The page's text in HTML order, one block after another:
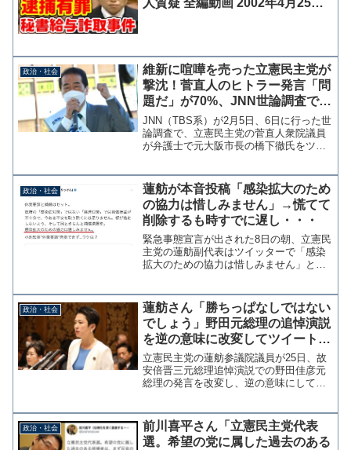
人質疑 全編動画 2002年4月25日
政治・社会
維新に喧嘩を売った立憲民主党が
撃沈！菅直人のヒトラー発言「問
題だ」が70%、JNN世論調査で示
された民意
JNN（TBS系）が2月5日、6日に行った世
論調査で、立憲民主党の菅直人衆院議員
が弁護士で元大阪市長の橋下徹氏をツイ
回答したひとが70%に上り、問題ないと
答えたひとは2...
政治・社会
蓮舫が本音投稿「感染拡大のため
の協力は惜しみません」→慌てて
削除するも時すでに遅し・・・
緊急事態宣言が出された8日の朝、立憲民
主党の蓮舫副代表はツイッターで「感染
拡大のための協力は惜しみません」と新
「感染症対策」ではない「経済対策」で
は補償措置が不十分で、今...
政治・社会
蓮舫さん「勝ちっぱなしではない
でしょう」野田元総理の追悼演説
を逆の意味に改変してツイート
か？指摘受けても削除せず
立憲民主党の蓮舫参議院議員が25日、故
安倍晋三元総理追悼演説での野田佳彦元
総理の発言を改変し、逆の意味にしてツ
でしょう、安倍さん」であったが、蓮舫
氏は逆の意味となる「勝...
政治・社会
前川喜平さん「立憲民主党代表
選。希望の党に属した過去のある